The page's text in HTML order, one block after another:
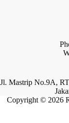
Jl. Mastrip No.9A,
Copyright © 2026